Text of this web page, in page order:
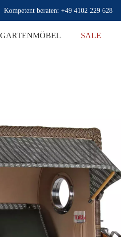
Kompetent beraten: +49 4102 229 628
GARTENMÖBEL SALE